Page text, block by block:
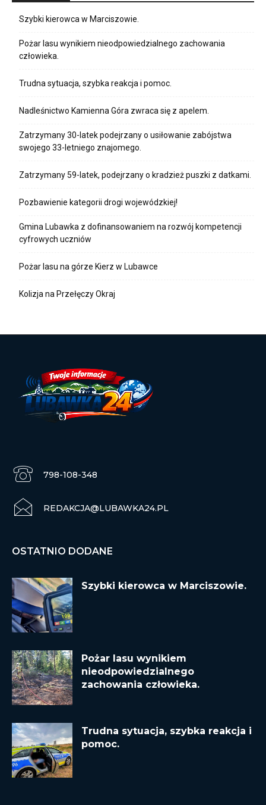
Szybki kierowca w Marciszowie.
Pożar lasu wynikiem nieodpowiedzialnego zachowania
człowieka.
Trudna sytuacja, szybka reakcja i pomoc.
Nadleśnictwo Kamienna Góra zwraca się z apelem.
Zatrzymany 30-latek podejrzany o usiłowanie zabójstwa
swojego 33-letniego znajomego.
Zatrzymany 59-latek, podejrzany o kradzież puszki z datkami.
Pozbawienie kategorii drogi wojewódzkiej!
Gmina Lubawka z dofinansowaniem na rozwój kompetencji
cyfrowych uczniów
Pożar lasu na górze Kierz w Lubawce
Kolizja na Przełęczy Okraj
798-108-348
REDAKCJA@LUBAWKA24.PL
OSTATNIO DODANE
Szybki kierowca w Marciszowie.
Pożar lasu wynikiem
nieodpowiedzialnego
zachowania człowieka.
Trudna sytuacja, szybka reakcja i
pomoc.